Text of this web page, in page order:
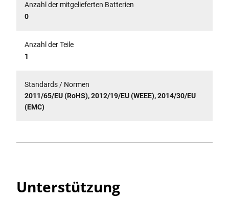
Anzahl der mitgelieferten Batterien
0
Anzahl der Teile
1
Standards / Normen
2011/65/EU (RoHS), 2012/19/EU (WEEE), 2014/30/EU
(EMC)
Unterstützung